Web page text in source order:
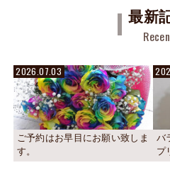
最新
2026.07.03
ご予約はお早目にお願い致しま
す。
バ
プ